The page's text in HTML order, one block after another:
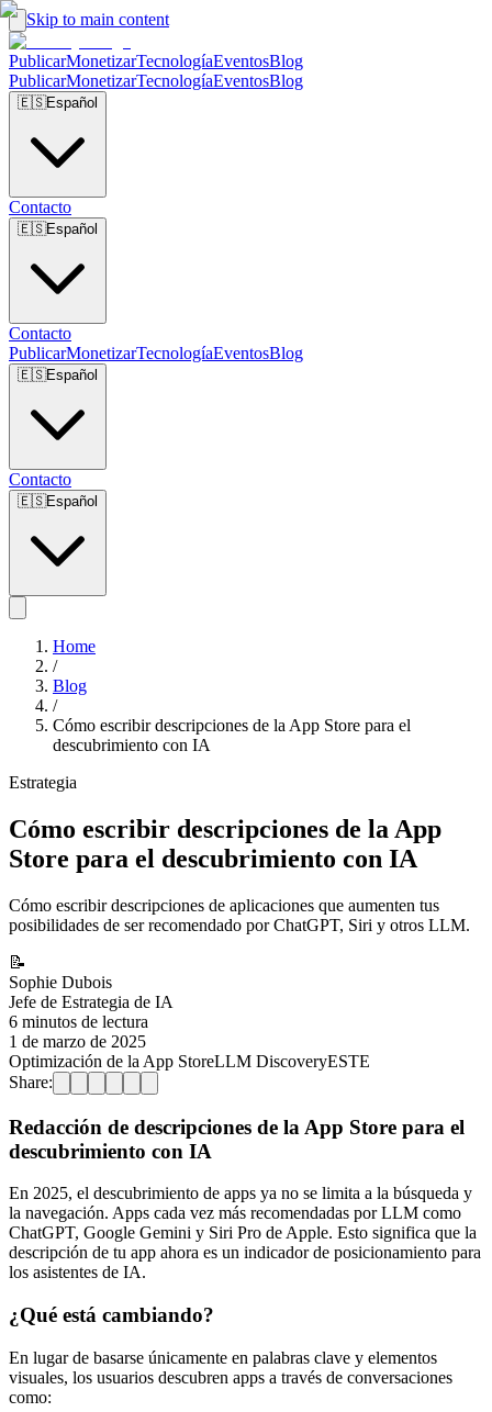
Skip to main content
PublicarMonetizarTecnologíaEventosBlog
PublicarMonetizarTecnologíaEventosBlog
🇪🇸Español
Contacto
🇪🇸Español
Contacto
PublicarMonetizarTecnologíaEventosBlog
🇪🇸Español
Contacto
🇪🇸Español
Home
/
Blog
/
Cómo escribir descripciones de la App Store para el
descubrimiento con IA
Estrategia
Cómo escribir descripciones de la App
Store para el descubrimiento con IA
Cómo escribir descripciones de aplicaciones que aumenten tus
posibilidades de ser recomendado por ChatGPT, Siri y otros LLM.
📝
Sophie Dubois
Jefe de Estrategia de IA
6 minutos de lectura
1 de marzo de 2025
Optimización de la App StoreLLM DiscoveryESTE
Share:
Redacción de descripciones de la App Store para el
descubrimiento con IA
En 2025, el descubrimiento de apps ya no se limita a la búsqueda y
la navegación. Apps cada vez más recomendadas por LLM como
ChatGPT, Google Gemini y Siri Pro de Apple. Esto significa que la
descripción de tu app ahora es un indicador de posicionamiento para
los asistentes de IA.
¿Qué está cambiando?
En lugar de basarse únicamente en palabras clave y elementos
visuales, los usuarios descubren apps a través de conversaciones
como: